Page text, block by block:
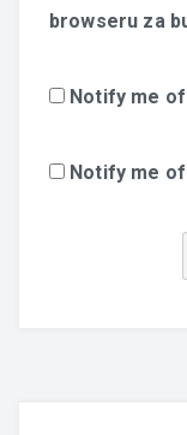
browseru za
Notify me
Notify me